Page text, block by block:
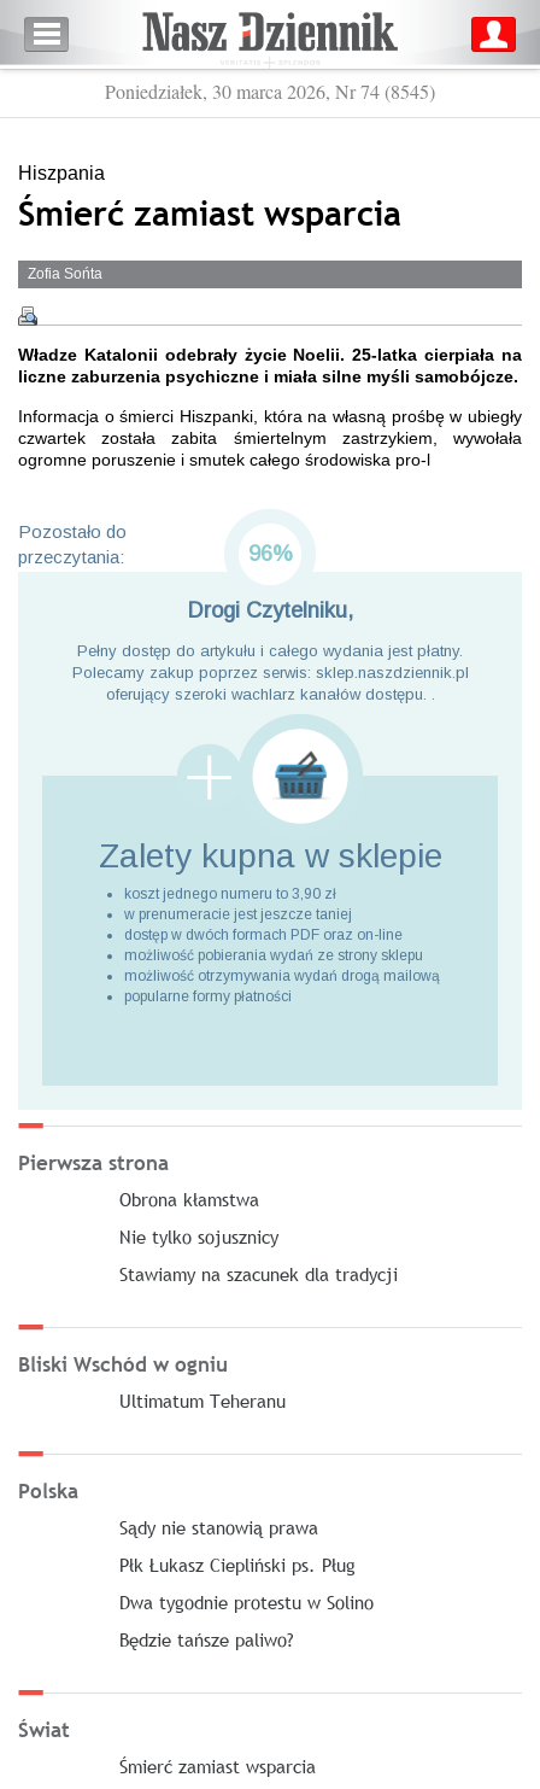
Poniedziałek, 30 marca 2026, Nr 74 (8545)
Hiszpania
Śmierć zamiast wsparcia
Zofia Sońta
Władze Katalonii odebrały życie Noelii. 25-latka cierpiała na
liczne zaburzenia psychiczne i miała silne myśli samobójcze.
Informacja o śmierci Hiszpanki, która na własną prośbę w ubiegły
czwartek została zabita śmiertelnym zastrzykiem, wywołała
ogromne poruszenie i smutek całego środowiska pro-l
Pozostało do
przeczytania:
96%
Drogi Czytelniku,
Pełny dostęp do artykułu i całego wydania jest płatny.
Polecamy zakup poprzez serwis: sklep.naszdziennik.pl
oferujący szeroki wachlarz kanałów dostępu. .
Zalety kupna w sklepie
koszt jednego numeru to 3,90 zł
w prenumeracie jest jeszcze taniej
dostęp w dwóch formach PDF oraz on-line
możliwość pobierania wydań ze strony sklepu
możliwość otrzymywania wydań drogą mailową
popularne formy płatności
Pierwsza strona
Obrona kłamstwa
Nie tylko sojusznicy
Stawiamy na szacunek dla tradycji
Bliski Wschód w ogniu
Ultimatum Teheranu
Polska
Sądy nie stanowią prawa
Płk Łukasz Ciepliński ps. Pług
Dwa tygodnie protestu w Solino
Będzie tańsze paliwo?
Świat
Śmierć zamiast wsparcia